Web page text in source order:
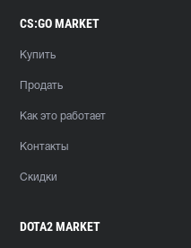
CS:GO MARKET
Купить
Продать
Как это работает
Контакты
Скидки
DOTA2 MARKET